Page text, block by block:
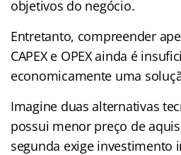
objetivos do negócio.
Entretanto, compreender
CAPEX e OPEX ainda é
economicamente uma
Imagine duas alternativas
possui menor preço de
segunda exige investimento